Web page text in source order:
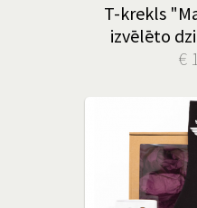
T-krekls
izvēlēto
€